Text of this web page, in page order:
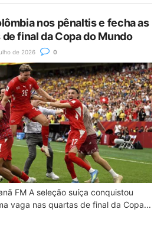
nos pênaltis e fecha as
final da Copa do Mundo
de 2026 0
FM A seleção suíça conquistou
vaga nas quartas de final da Copa...